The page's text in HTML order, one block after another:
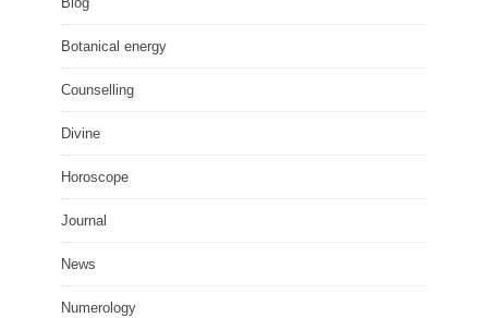
Botanical energy
Counselling
Divine
Horoscope
Journal
News
Numerology